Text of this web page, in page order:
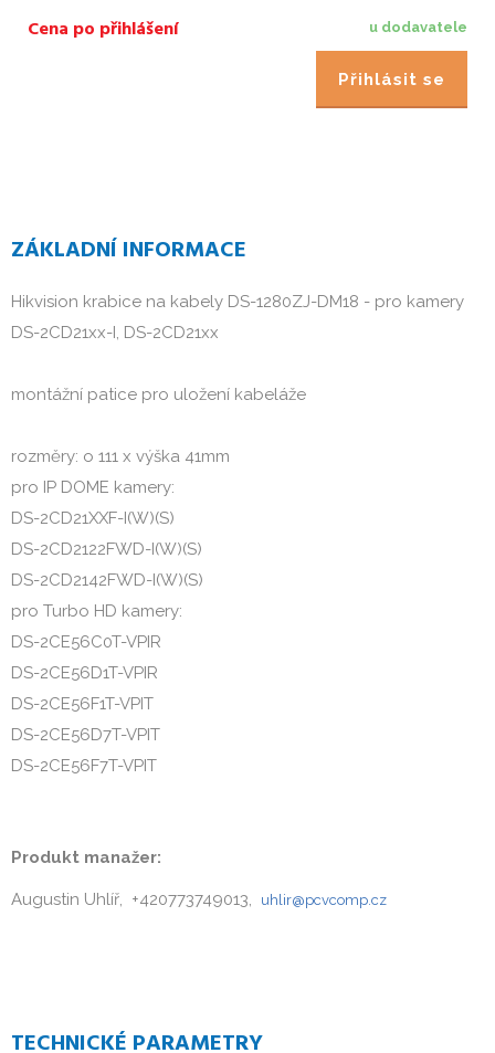
u dodavatele
Cena po přihlášení
Přihlásit se
ZÁKLADNÍ INFORMACE
Hikvision krabice na kabely DS-1280ZJ-DM18 - pro kamery
DS-2CD21xx-I, DS-2CD21xx
montážní patice pro uložení kabeláže
rozměry: o 111 x výška 41mm
pro IP DOME kamery:
DS-2CD21XXF-I(W)(S)
DS-2CD2122FWD-I(W)(S)
DS-2CD2142FWD-I(W)(S)
pro Turbo HD kamery:
DS-2CE56C0T-VPIR
DS-2CE56D1T-VPIR
DS-2CE56F1T-VPIT
DS-2CE56D7T-VPIT
DS-2CE56F7T-VPIT
Produkt manažer:
Augustin Uhlíř, +420773749013, uhlir@pcvcomp.cz
TECHNICKÉ PARAMETRY